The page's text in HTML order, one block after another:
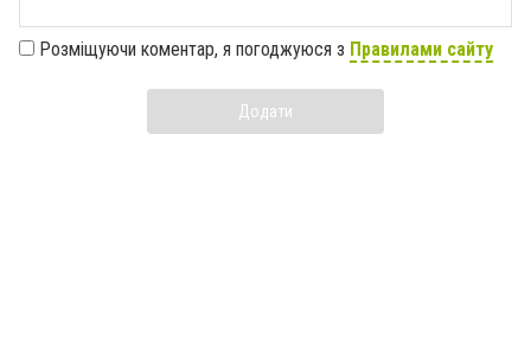
Розміщуючи коментар, я погоджуюся з Правилами сайту
Додати